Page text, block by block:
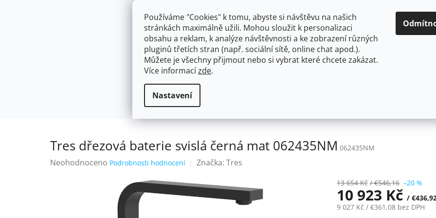
Používáme "Cookies" k tomu, abyste si návštěvu na našich
stránkách maximálně užili. Mohou sloužit k personalizaci
obsahu a reklam, k analýze návštěvnosti a ke zobrazení různých
pluginů třetích stran (např. sociální sítě, online chat apod.).
Můžete je všechny přijmout nebo si vybrat které chcete zakázat.
Více informacízde.
Nastavení
HLEDAT
NÁSTĚNNÉ 150/100MM SE SPRCHOU
Tres dřezová baterie svislá černá mat 062435NM
Tres dřezová baterie svislá černá mat 062435NM 062435NM
Průměrné
Neohodnoceno Podrobnosti hodnocení Značka: Tres
13 654 Kč / €546,16 –20 %
10 923 Kč /
9 027 Kč / €361,08 bez DPH